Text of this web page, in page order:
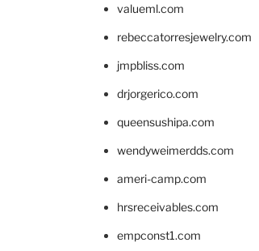
valueml.com
rebeccatorresjewelry.com
jmpbliss.com
drjorgerico.com
queensushipa.com
wendyweimerdds.com
ameri-camp.com
hrsreceivables.com
empconst1.com